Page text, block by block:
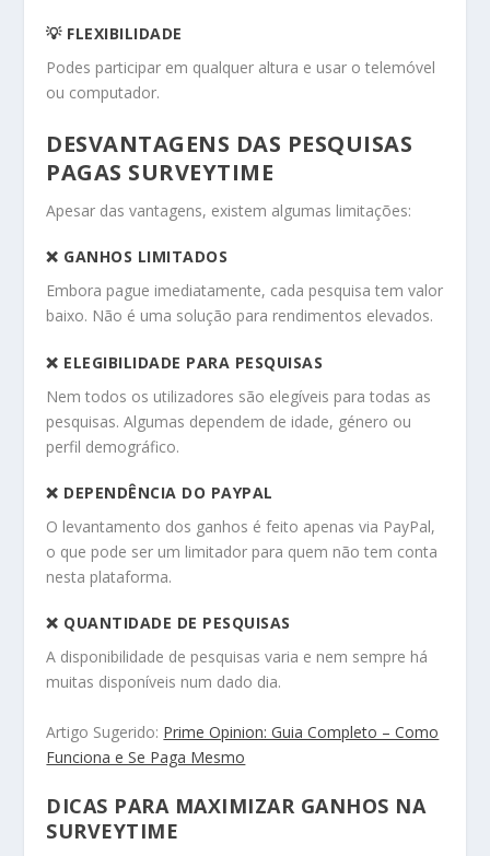
💡 FLEXIBILIDADE
Podes participar em qualquer altura e usar o telemóvel
ou computador.
DESVANTAGENS DAS PESQUISAS
PAGAS SURVEYTIME
Apesar das vantagens, existem algumas limitações:
❌ GANHOS LIMITADOS
Embora pague imediatamente, cada pesquisa tem valor
baixo. Não é uma solução para rendimentos elevados.
❌ ELEGIBILIDADE PARA PESQUISAS
Nem todos os utilizadores são elegíveis para todas as
pesquisas. Algumas dependem de idade, género ou
perfil demográfico.
❌ DEPENDÊNCIA DO PAYPAL
O levantamento dos ganhos é feito apenas via PayPal,
o que pode ser um limitador para quem não tem conta
nesta plataforma.
❌ QUANTIDADE DE PESQUISAS
A disponibilidade de pesquisas varia e nem sempre há
muitas disponíveis num dado dia.
Artigo Sugerido: Prime Opinion: Guia Completo – Como
Funciona e Se Paga Mesmo
DICAS PARA MAXIMIZAR GANHOS NA
SURVEYTIME